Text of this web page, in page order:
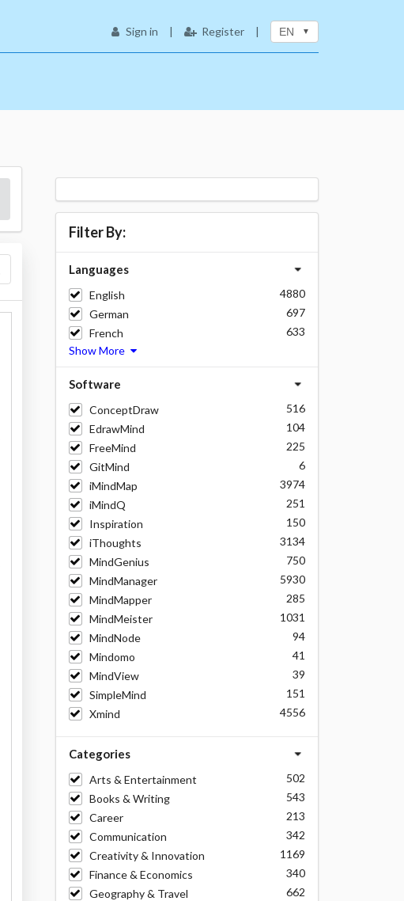
Sign in | Register | EN
Filter By:
Languages
English
4880
German
697
French
633
Show More
Software
ConceptDraw
516
EdrawMind
104
FreeMind
225
GitMind
6
iMindMap
3974
iMindQ
251
Inspiration
150
iThoughts
3134
MindGenius
750
MindManager
5930
MindMapper
285
MindMeister
1031
MindNode
94
Mindomo
41
MindView
39
SimpleMind
151
Xmind
4556
Categories
Arts & Entertainment
502
Books & Writing
543
Career
213
Communication
342
Creativity & Innovation
1169
Finance & Economics
340
Geography & Travel
662